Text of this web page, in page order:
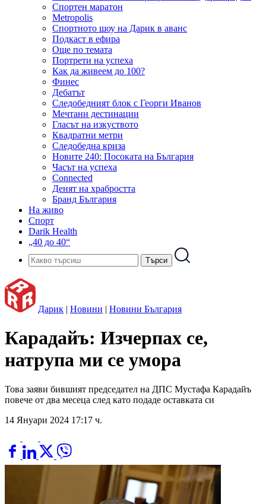
Спортен маратон
Metropolis
Спортното шоу на Дарик в аванс
Подкаст в ефира
Още по темата
Портрети на успеха
Как да живеем до 100?
Финес
Дебатът
Следобедният блок с Георги Иванов
Мечтани дестинации
Гласът на изкуството
Квадратни метри
Следобедна криза
Новите 240: Посоката на България
Часът на успеха
Connected
Денят на храбростта
Бранд България
На живо
Спорт
Darik Health
„40 до 40“
Дарик | Новини | Новини България
Карадайъ: Изчерпах се,
натрупа ми се умора
Това заяви бившият председател на ДПС Мустафа Карадайъ
повече от два месеца след като подаде оставката си
14 Януари 2024 17:17 ч.